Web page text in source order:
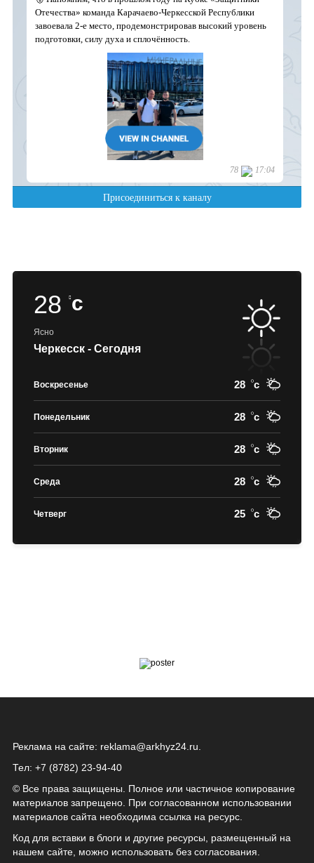
28 c
Ясно
Черкесск - Сегодня
Воскресенье 28 c
Понедельник 28 c
Вторник 28 c
Среда 28 c
Четверг 25 c
Реклама на сайте: reklama@arkhyz24.ru
Тел: +7 (8782) 23‑94‑40
© Все права защищены. Полное или частичное копирование
материалов запрещено. При согласованном использовании
материалов сайта необходима ссылка на ресурс.
Код для вставки в блоги и другие ресурсы, размещенный на
нашем сайте, можно использовать без согласования.